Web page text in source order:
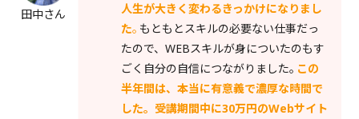
田中さん
人生が大きく変わるきっかけになりまし
た。もともとスキルの必要ない仕事だっ
たので、WEBスキルが身についたのもす
ごく自分の自信につながりました。この
半年間は、本当に有意義で濃厚な時間で
した。受講期間中に30万円のWebサイト